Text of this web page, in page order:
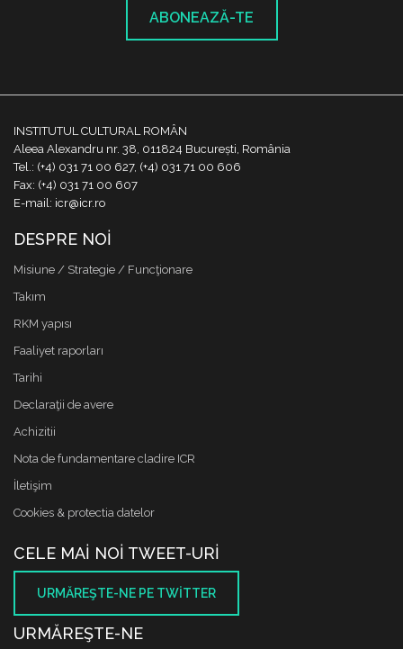
ABONEAZĂ-TE
INSTITUTUL CULTURAL ROMÂN
Aleea Alexandru nr. 38, 011824 București, România
Tel.: (+4) 031 71 00 627, (+4) 031 71 00 606
Fax: (+4) 031 71 00 607
E-mail: icr@icr.ro
DESPRE NOI
Misiune / Strategie / Funcţionare
Takım
RKM yapısı
Faaliyet raporları
Tarihi
Declaraţii de avere
Achizitii
Nota de fundamentare cladire ICR
İletişim
Cookies & protectia datelor
CELE MAI NOI TWEET-URI
URMĂREŞTE-NE PE TWITTER
URMĂREŞTE-NE